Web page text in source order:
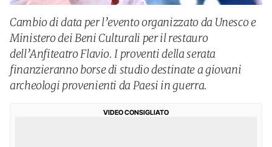
Cambio di data per l’evento organizzato da Unesco e
Ministero dei Beni Culturali per il restauro
dell’Anfiteatro Flavio. I proventi della serata
finanzieranno borse di studio destinate a giovani
archeologi provenienti da Paesi in guerra.
VIDEO CONSIGLIATO